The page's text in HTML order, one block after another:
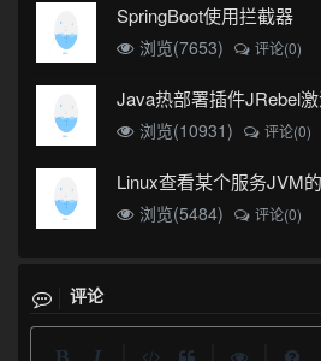
SpringBoot使用拦截器
浏览(7653) 评论(0)
Java热部署插件JRebel
浏览(10931) 评论(0)
浏览(5484)
评论(0)
评论